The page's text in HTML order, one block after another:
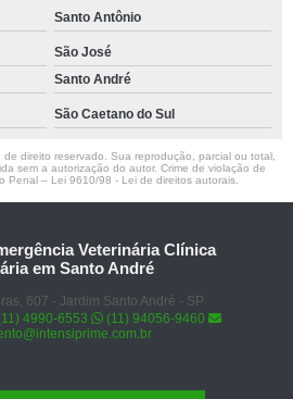
Santo Antônio
São José
Santo André
São Caetano do Sul
direito reservado. Sua reprodução, parcial ou total,
sem a autorização do autor. Crime de violação de
Penal – Lei 9610/98 - Lei de direitos autorais
Veterinária Clínica
em Santo André
607 - Jardim Santo André - SP
4990-6553
(11) 94056-9460